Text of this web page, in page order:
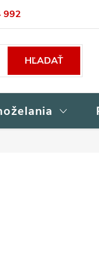
992Podmienky ochrany
HĽADAŤ